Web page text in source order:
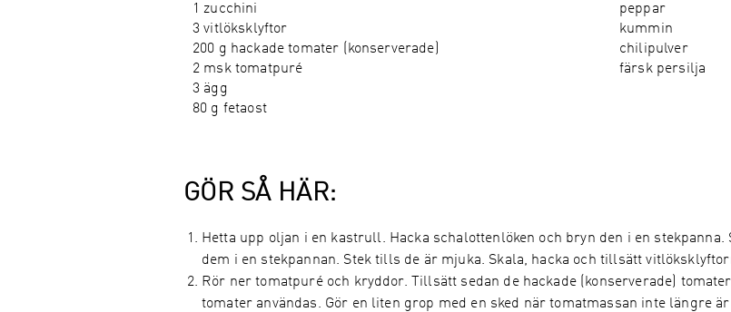
1 zucchini
3 vitlöksklyftor
200 g hackade tomater (konserverade)
2 msk tomatpuré
3 ägg
80 g fetaost
peppar
kummin
chilipulver
färsk persilja
GÖR SÅ HÄR:
Hetta upp oljan i en kastrull. Hacka schalottenlöken och bryn den i en
dem i en stekpannan. Stek tills de är mjuka. Skala, hacka och tillsätt
Rör ner tomatpuré och kryddor. Tillsätt sedan de hackade (konserverade)
tomater användas. Gör en liten grop med en sked när tomatmassan inte längre